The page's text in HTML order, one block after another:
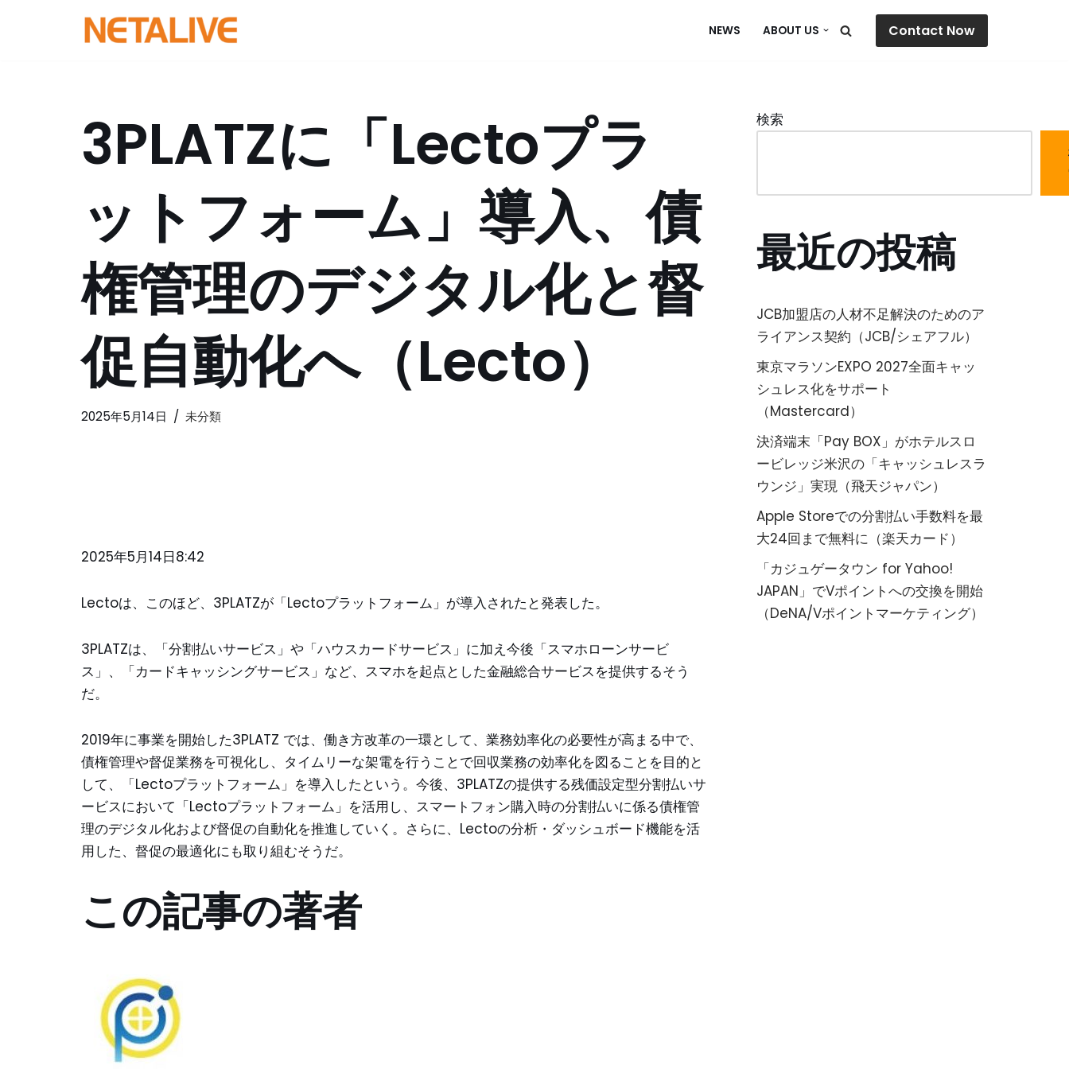
NEWS ABOUT US Contact Now
3PLATZに「Lectoプラ
ットフォーム」導入、債
権管理のデジタル化と督
促自動化へ（Lecto）
2025年5月14日 未分類
2025年5月14日8:42
Lectoは、このほど、3PLATZが「Lectoプラットフォーム」が導入されたと発表した。
3PLATZは、「分割払いサービス」や「ハウスカードサービス」に加え今後「スマホローンサービ
ス」、「カードキャッシングサービス」など、スマホを起点とした金融総合サービスを提供するそう
だ。
2019年に事業を開始した3PLATZ では、働き方改革の一環として、業務効率化の必要性が高まる中で、
債権管理や督促業務を可視化し、タイムリーな架電を行うことで回収業務の効率化を図ることを目的と
して、「Lectoプラットフォーム」を導入したという。今後、3PLATZの提供する残価設定型分割払いサ
ービスにおいて「Lectoプラットフォーム」を活用し、スマートフォン購入時の分割払いに係る債権管
理のデジタル化および督促の自動化を推進していく。さらに、Lectoの分析・ダッシュボード機能を活
用した、督促の最適化にも取り組むそうだ。
この記事の著者
検索
最近の投稿
JCB加盟店の人材不足解決のためのア
ライアンス契約（JCB/シェアフル）
東京マラソンEXPO 2027全面キャッ
シュレス化をサポート
（Mastercard）
決済端末「Pay BOX」がホテルスロ
ービレッジ米沢の「キャッシュレスラ
ウンジ」実現（飛天ジャパン）
Apple Storeでの分割払い手数料を最
大24回まで無料に（楽天カード）
「カジュゲータウン for Yahoo!
JAPAN」でVポイントへの交換を開始
（DeNA/Vポイントマーケティング）